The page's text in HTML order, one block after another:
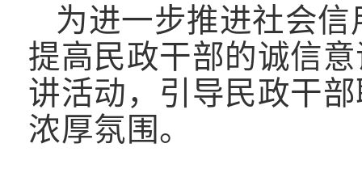
为进一步推进社会
提高民政干部的诚信
讲活动，引导民政干
浓厚氛围。